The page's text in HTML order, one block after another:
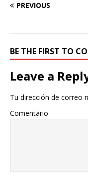
PREVIOUS
BE THE FIRST TO
Leave a
Tu dirección de correo
Comentario